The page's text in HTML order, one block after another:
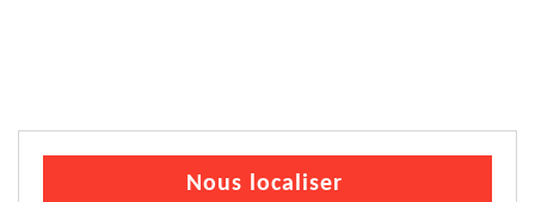
Nous localiser